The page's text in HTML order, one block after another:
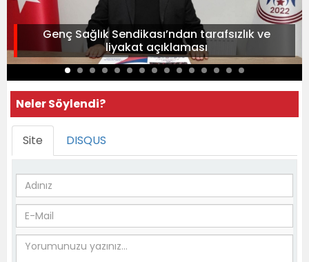
Genç Sağlık Sendikası’ndan tarafsızlık ve
liyakat açıklaması
Neler Söylendi?
Site DISQUS